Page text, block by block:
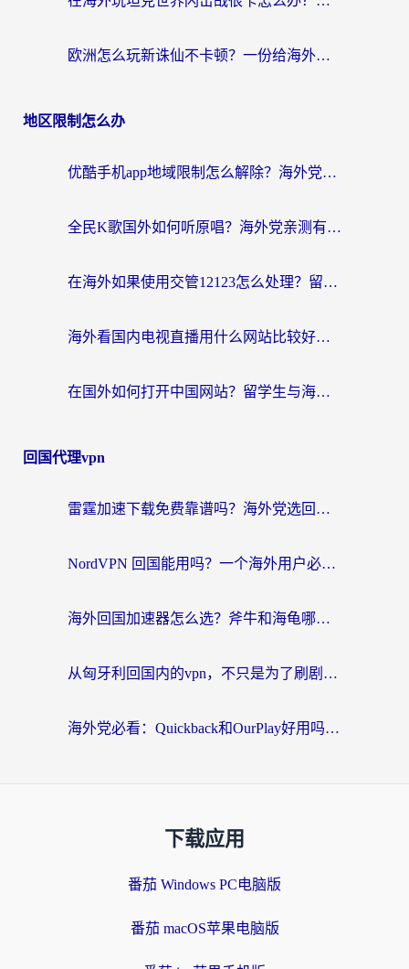
欧洲怎么玩新诛仙不卡顿？一份给海外游子的国服游戏畅玩指南
地区限制怎么办
优酷手机app地域限制怎么解除？海外党亲测有效的追剧方案
全民K歌国外如何听原唱？海外党亲测有效的回国加速器选择指南
在海外如果使用交管12123怎么处理？留学生亲测有效的回国加速方案
海外看国内电视直播用什么网站比较好？一篇解决你所有追剧难题的实用指南
在国外如何打开中国网站？留学生与海外华人的无缝访问指南
回国代理vpn
雷霆加速下载免费靠谱吗？海外党选回国加速器的避坑指南（附热门工具对比）
NordVPN 回国能用吗？一个海外用户必须面对的真实困境
海外回国加速器怎么选？斧牛和海龟哪个好？一篇帮你避开坑的实用指南
从匈牙利回国内的vpn，不只是为了刷剧那么简单
海外党必看：Quickback和OurPlay好用吗？3分钟选对回国加速器，无缝刷剧玩游戏
下载应用
番茄 Windows PC电脑版
番茄 macOS苹果电脑版